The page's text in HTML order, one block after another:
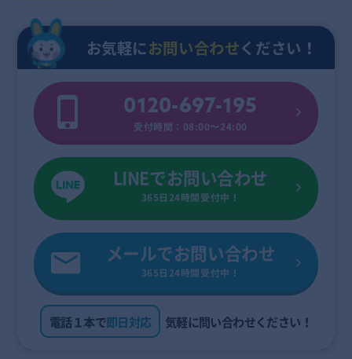
お気軽にお問い合わせください！
0120-697-195
受付時間：08:00〜24:00
LINEでお問い合わせ
365日24時間受付中！
メールでお問い合わせ
365日24時間受付中！
電話１本で即日対応 気軽に問い合わせください！